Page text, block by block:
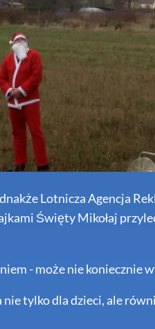
Lotnicza Agencja
Święty Mikołaj
- może nie koniecznie
tylko dla dzieci, ale